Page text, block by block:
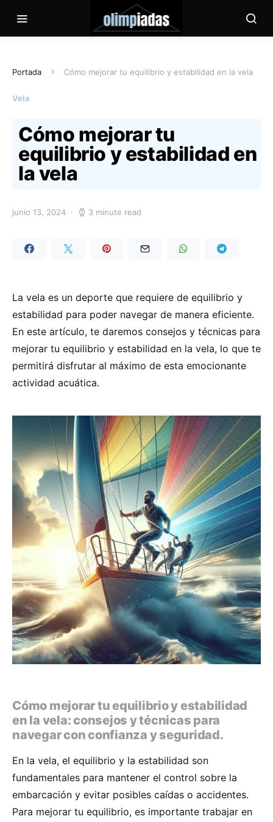
Portada Cómo mejorar tu equilibrio y estabilidad en la vela
Vela
Cómo mejorar tu
equilibrio y estabilidad en
la vela
junio 13, 2024 3 minute read
La vela es un deporte que requiere de equilibrio y
estabilidad para poder navegar de manera eficiente.
En este artículo, te daremos consejos y técnicas para
mejorar tu equilibrio y estabilidad en la vela, lo que te
permitirá disfrutar al máximo de esta emocionante
actividad acuática.
Cómo mejorar tu equilibrio y estabilidad
en la vela: consejos y técnicas para
navegar con confianza y seguridad.
En la vela, el equilibrio y la estabilidad son
fundamentales para mantener el control sobre la
embarcación y evitar posibles caídas o accidentes.
Para mejorar tu equilibrio, es importante trabajar en